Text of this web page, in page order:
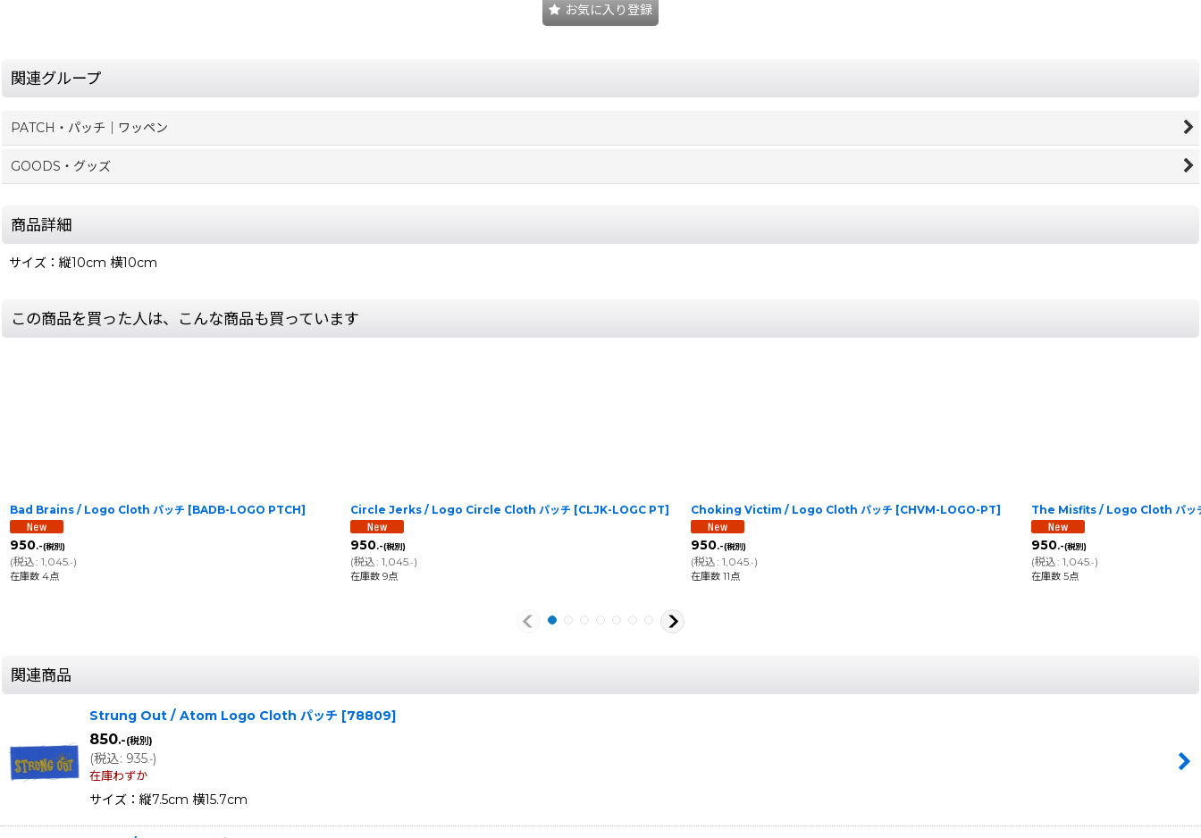
お気に入り登録
関連グループ
PATCH・パッチ｜ワッペン
GOODS・グッズ
商品詳細
サイズ：縦10cm 横10cm
この商品を買った人は、こんな商品も買っています
Bad Brains / Logo Cloth パッチ [BADB-LOGO PTCH]
950.-(税別)
(税込: 1,045.-)
在庫数 4点
Circle Jerks / Logo Circle Cloth パッチ [CLJK-LOGC PT]
950.-(税別)
(税込: 1,045.-)
在庫数 9点
Choking Victim / Logo Cloth パッチ [CHVM-LOGO-PT]
950.-(税別)
(税込: 1,045.-)
在庫数 11点
The Misfits / Logo Cloth パッ
950.-(税別)
(税込: 1,045.-)
在庫数 5点
関連商品
Strung Out / Atom Logo Cloth パッチ [78809]
850.-(税別)
(税込: 935.-)
在庫わずか
サイズ：縦7.5cm 横15.7cm